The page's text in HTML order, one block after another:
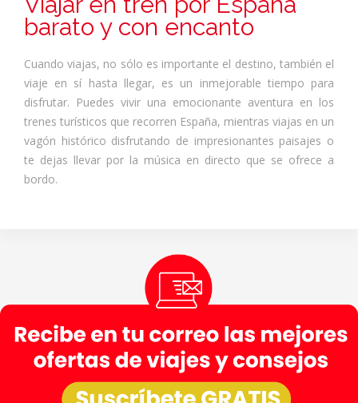
barato y con encanto
Cuando viajas, no sólo es importante el destino, también el
viaje en sí hasta llegar, es un inmejorable tiempo para
disfrutar. Puedes vivir una emocionante aventura en los
trenes turísticos que recorren España, mientras viajas en un
vagón histórico disfrutando de impresionantes paisajes o
te dejas llevar por la música en directo que se ofrece a
bordo.